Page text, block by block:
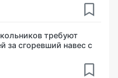
требуют
за сгоревший навес с